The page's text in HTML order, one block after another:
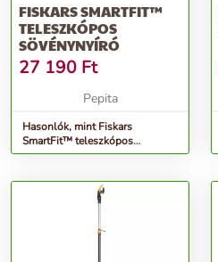
FISKARS SMARTFIT™
TELESZKÓPOS
SÖVÉNYNYÍRÓ
27 190 Ft
Pepita
Hasonlók, mint Fiskars
SmartFit™ teleszkópos
Sövénynyíró